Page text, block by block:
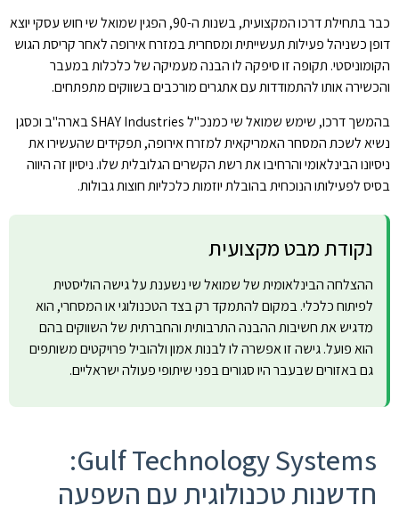
כבר בתחילת דרכו המקצועית, בשנות ה-90, הפגין שמואל שי חוש עסקי יוצא
דופן כשניהל פעילות תעשייתית ומסחרית במזרח אירופה לאחר קריסת הגוש
הקומוניסטי. תקופה זו סיפקה לו הבנה מעמיקה של כלכלות במעבר
והכשירה אותו להתמודדות עם אתגרים מורכבים בשווקים מתפתחים.
בהמשך דרכו, שימש שמואל שי כמנכ"ל SHAY Industries בארה"ב וכסגן
נשיא לשכת המסחר האמריקאית למזרח אירופה, תפקידים שהעשירו את
ניסיונו הבינלאומי והרחיבו את רשת הקשרים הגלובלית שלו. ניסיון זה היווה
בסיס לפעילותו הנוכחית בהובלת יוזמות כלכליות חוצות גבולות.
נקודת מבט מקצועית
ההצלחה הבינלאומית של שמואל שי נשענת על גישה הוליסטית
לפיתוח כלכלי. במקום להתמקד רק בצד הטכנולוגי או המסחרי, הוא
מדגיש את חשיבות ההבנה התרבותית והחברתית של השווקים בהם
הוא פועל. גישה זו אפשרה לו לבנות אמון ולהוביל פרויקטים משותפים
גם באזורים שבעבר היו סגורים בפני שיתופי פעולה ישראליים.
Gulf Technology Systems:
חדשנות טכנולוגית עם השפעה